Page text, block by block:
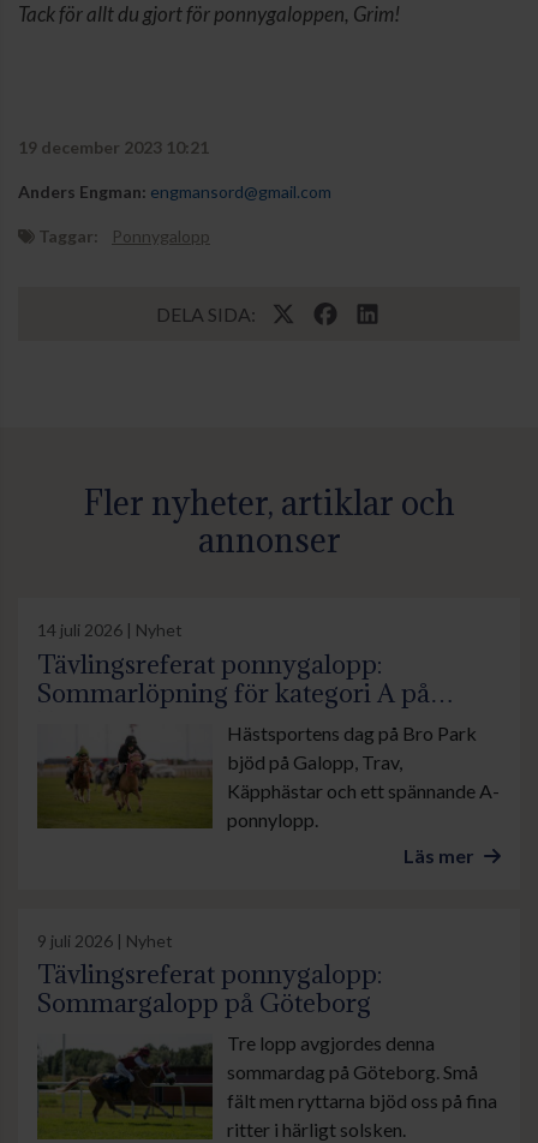
Tack för allt du gjort för ponnygaloppen, Grim!
19 december 2023 10:21
Anders Engman: engmansord@gmail.com
Taggar: Ponnygalopp
DELA SIDA:
Fler nyheter, artiklar och
annonser
14 juli 2026 | Nyhet
Tävlingsreferat ponnygalopp:
Sommarlöpning för kategori A på
Hästsportens DagHästsportens dag på Bro Park
bjöd på Galopp, Trav,
Käpphästar och ett spännande A-
ponnylopp.
Läs mer
9 juli 2026 | Nyhet
Tävlingsreferat ponnygalopp:
Sommargalopp på Göteborg
Tre lopp avgjordes denna
sommardag på Göteborg. Små
fält men ryttarna bjöd oss på fina
ritter i härligt solsken.